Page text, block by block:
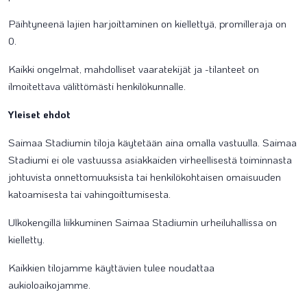
Päihtyneenä lajien harjoittaminen on kiellettyä, promilleraja on
0.
Kaikki ongelmat, mahdolliset vaaratekijät ja -tilanteet on
ilmoitettava välittömästi henkilökunnalle.
Yleiset ehdot
Saimaa Stadiumin tiloja käytetään aina omalla vastuulla. Saimaa
Stadiumi ei ole vastuussa asiakkaiden virheellisestä toiminnasta
johtuvista onnettomuuksista tai henkilökohtaisen omaisuuden
katoamisesta tai vahingoittumisesta.
Ulkokengillä liikkuminen Saimaa Stadiumin urheiluhallissa on
kielletty.
Kaikkien tilojamme käyttävien tulee noudattaa
aukioloaikojamme.